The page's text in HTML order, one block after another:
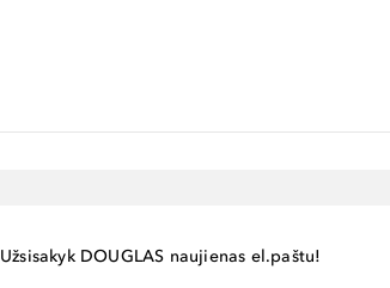
Užsisakyk DOUGLAS naujienas el.paštu!